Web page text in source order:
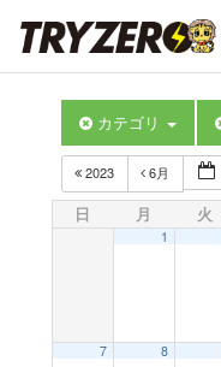
カテゴリ
2023 6月
日 月 火
1
7 8